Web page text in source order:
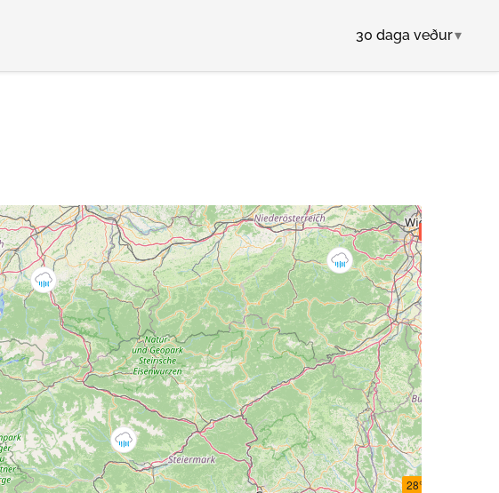
30 daga veður▾
28°C